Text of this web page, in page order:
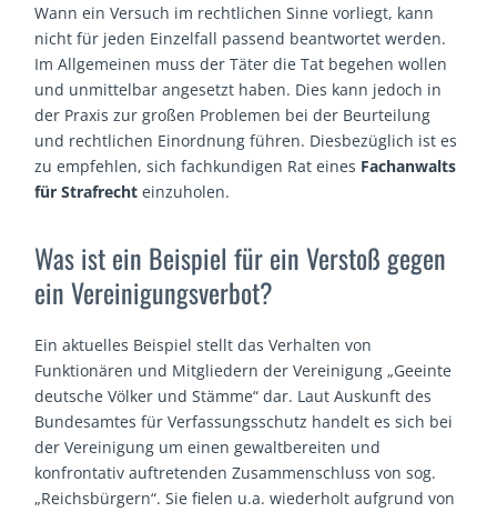
Wann ein Versuch im rechtlichen Sinne vorliegt, kann
nicht für jeden Einzelfall passend beantwortet werden.
Im Allgemeinen muss der Täter die Tat begehen wollen
und unmittelbar angesetzt haben. Dies kann jedoch in
der Praxis zur großen Problemen bei der Beurteilung
und rechtlichen Einordnung führen. Diesbezüglich ist es
zu empfehlen, sich fachkundigen Rat eines Fachanwalts
für Strafrecht einzuholen.
Was ist ein Beispiel für ein Verstoß gegen
ein Vereinigungsverbot?
Ein aktuelles Beispiel stellt das Verhalten von
Funktionären und Mitgliedern der Vereinigung „Geeinte
deutsche Völker und Stämme“ dar. Laut Auskunft des
Bundesamtes für Verfassungsschutz handelt es sich bei
der Vereinigung um einen gewaltbereiten und
konfrontativ auftretenden Zusammenschluss von sog.
„Reichsbürgern“. Sie fielen u.a. wiederholt aufgrund von